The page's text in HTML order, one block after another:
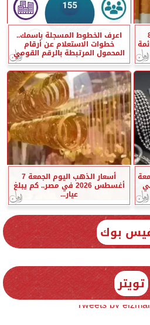
الجمعة 8 اعرف الخطوط المسجلة باسمك..
خطوات الاستعلام عن أرقام
المحمول المرتبطة بالرقم القومي
أسعار الذهب اليوم الجمعة 7
أغسطس 2026 في مصر.. كم يبلغ
عيار...
بوك
تويتر
Tweets by